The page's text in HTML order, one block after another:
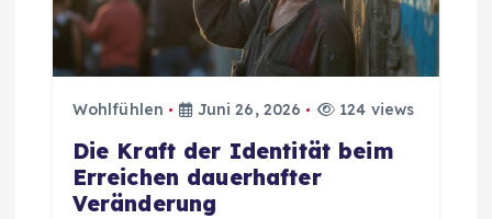
Wohlfühlen Juni 26, 2026 124 views
Die Kraft der Identität beim
Erreichen dauerhafter
Veränderung